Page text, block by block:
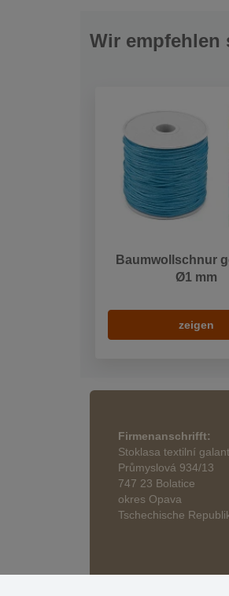
Wir empfehlen
Baumwollschnur
Ø1 mm
zeigen
Firmenanschrifft:
Stoklasa textilní
Průmyslová 934/13
747 23 Bolatice
okres Opava
Tschechische